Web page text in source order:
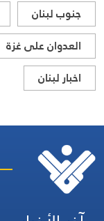
جنوب لبنان
العدوان على غزة
اخبار لبنان